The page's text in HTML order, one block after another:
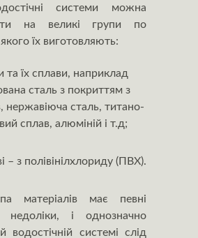
системи можна
на великі групи по
їх виготовляють:
та їх сплави, наприклад
сталь з покриттям з
нержавіюча сталь, титано-
сплав, алюміній і т.д;
– з полівінілхлориду (ПВХ).
матеріалів має певні
недоліки, і однозначно
водостічній системі слід